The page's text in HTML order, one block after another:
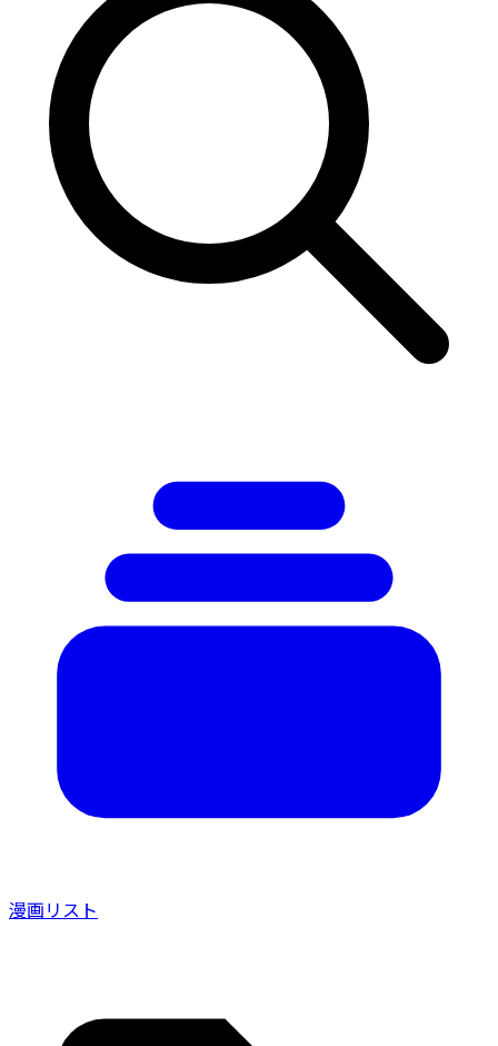
漫画リスト